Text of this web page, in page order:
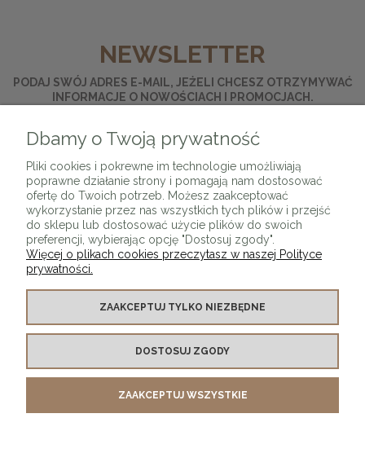
NEWSLETTER
PODAJ SWÓJ ADRES E-MAIL, JEŻELI CHCESZ OTRZYMYWAĆ
INFORMACJE O NOWOŚCIACH I PROMOCJACH.
O SKLEPIE
KONTAKT Z NAMI
MOJE KONTO
Dbamy o Twoją prywatność
Pliki cookies i pokrewne im technologie umożliwiają
poprawne działanie strony i pomagają nam dostosować
ofertę do Twoich potrzeb. Możesz zaakceptować
wykorzystanie przez nas wszystkich tych plików i przejść
do sklepu lub dostosować użycie plików do swoich
preferencji, wybierając opcję "Dostosuj zgody".
Więcej o plikach cookies przeczytasz w naszej Polityce
prywatności.
ZAAKCEPTUJ TYLKO NIEZBĘDNE
DOSTOSUJ ZGODY
ZAAKCEPTUJ WSZYSTKIE